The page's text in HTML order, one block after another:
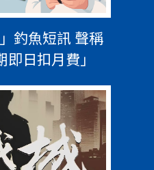
釣魚短訊 聲稱
即日扣月費」